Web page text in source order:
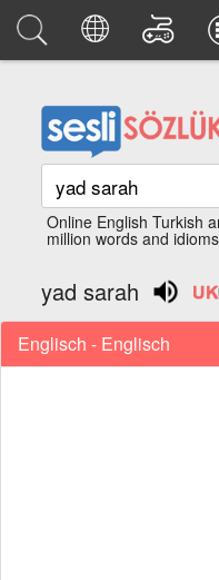
Online English Turkish
million words and
yad sarah
Englisch - Englisch